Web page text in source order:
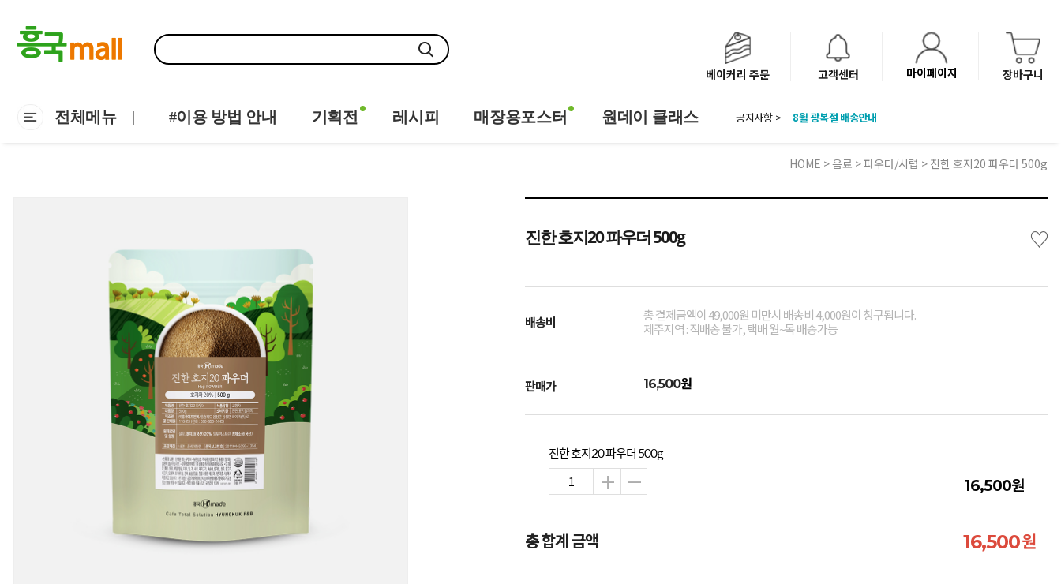
베이커리 주문 고객센터 마이페이지 장바구니
전체메뉴 #이용 방법 안내 기획전 레시피 매장용포스터 원데이 클래스 공지사항 >
8월 광복절 배송안내
HOME >음료 >파우더/시럽 > 진한 호지20 파우더 500g
진한 호지20 파우더 500g ♡
배송비
총 결제금액이 49,000원 미만시 배송비 4,000원이 청구됩니다.
제주지역 : 직배송 불가, 택배 월~목 배송가능
판매가 16,500원
진한 호지20 파우더 500g
16,500원
총 합계 금액 16,500원